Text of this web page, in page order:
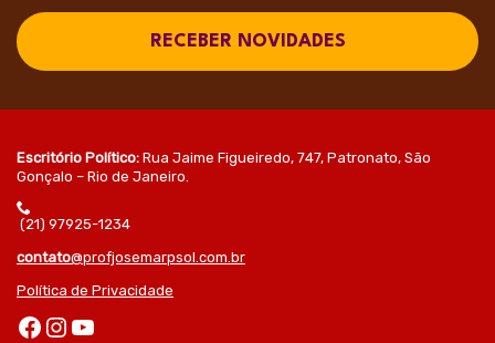
RECEBER NOVIDADES
Escritório Político: Rua Jaime Figueiredo, 747, Patronato, São
Gonçalo – Rio de Janeiro.
(21) 97925-1234
contato@profjosemarpsol.com.br
Política de Privacidade
Facebook Instagram Youtube